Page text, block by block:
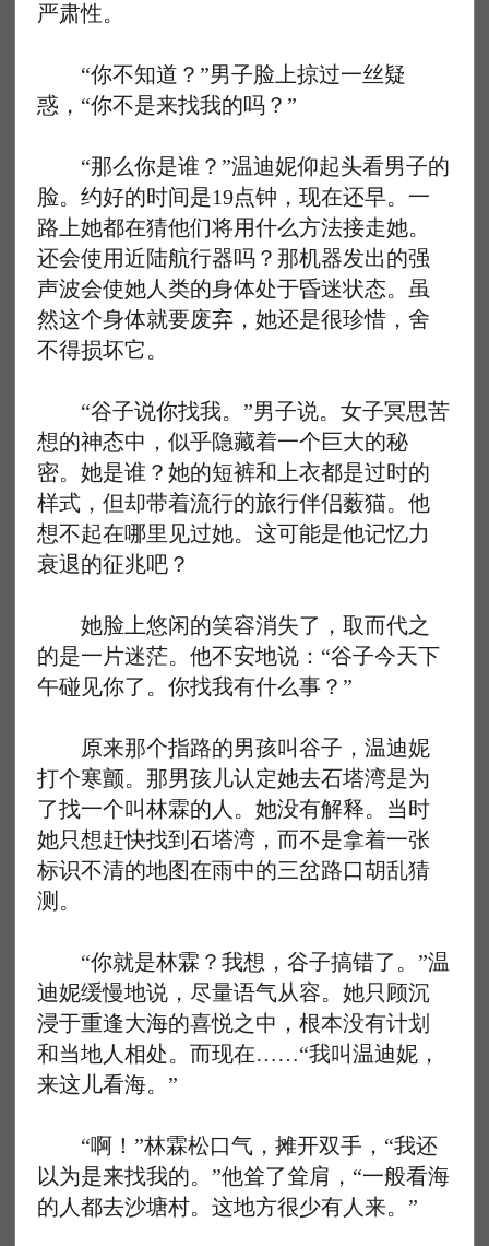
严肃性。
“你不知道？”男子脸上掠过一丝疑
惑，“你不是来找我的吗？”
“那么你是谁？”温迪妮仰起头看男子的
脸。约好的时间是19点钟，现在还早。一
路上她都在猜他们将用什么方法接走她。
还会使用近陆航行器吗？那机器发出的强
声波会使她人类的身体处于昏迷状态。虽
然这个身体就要废弃，她还是很珍惜，舍
不得损坏它。
“谷子说你找我。”男子说。女子冥思苦
想的神态中，似乎隐藏着一个巨大的秘
密。她是谁？她的短裤和上衣都是过时的
样式，但却带着流行的旅行伴侣薮猫。他
想不起在哪里见过她。这可能是他记忆力
衰退的征兆吧？
她脸上悠闲的笑容消失了，取而代之
的是一片迷茫。他不安地说：“谷子今天下
午碰见你了。你找我有什么事？”
原来那个指路的男孩叫谷子，温迪妮
打个寒颤。那男孩儿认定她去石塔湾是为
了找一个叫林霖的人。她没有解释。当时
她只想赶快找到石塔湾，而不是拿着一张
标识不清的地图在雨中的三岔路口胡乱猜
测。
“你就是林霖？我想，谷子搞错了。”温
迪妮缓慢地说，尽量语气从容。她只顾沉
浸于重逢大海的喜悦之中，根本没有计划
和当地人相处。而现在……“我叫温迪妮，
来这儿看海。”
“啊！”林霖松口气，摊开双手，“我还
以为是来找我的。”他耸了耸肩，“一般看海
的人都去沙塘村。这地方很少有人来。”